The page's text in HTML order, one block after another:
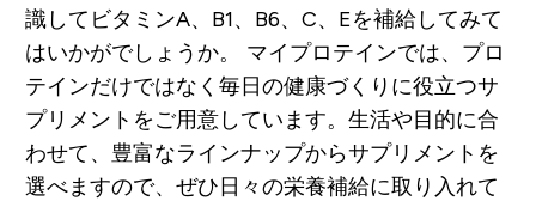
識してビタミンA、B1、B6、C、Eを補給してみて
はいかがでしょうか。
マイプロテインでは、プロ
テインだけではなく毎日の健康づくりに役立つサ
プリメントをご用意しています。生活や目的に合
わせて、豊富なラインナップからサプリメントを
選べますので、ぜひ日々の栄養補給に取り入れて